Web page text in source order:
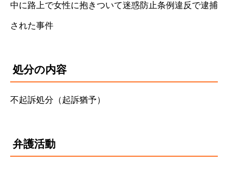
中に路上で女性に抱きついて迷惑防止条例違反で逮捕
された事件
処分の内容
不起訴処分（起訴猶予）
弁護活動